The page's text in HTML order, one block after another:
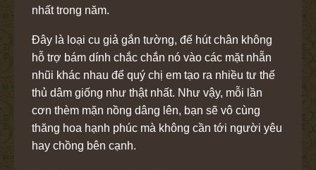
nhất trong năm.
Đây là loại cu giả gắn tường, đế hút chân không
hỗ trợ bám dính chắc chắn nó vào các mặt nhẵn
nhũi khác nhau để quý chị em tạo ra nhiều tư thế
thủ dâm giống như thật nhất. Như vậy, mỗi lần
cơn thèm mặn nồng dâng lên, bạn sẽ vô cùng
thăng hoa hạnh phúc mà không cần tới người yêu
hay chồng bên cạnh.